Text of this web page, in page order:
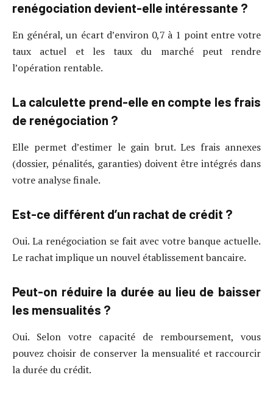
renégociation devient-elle intéressante ?
En général, un écart d’environ 0,7 à 1 point entre votre
taux actuel et les taux du marché peut rendre
l’opération rentable.
La calculette prend-elle en compte les frais
de renégociation ?
Elle permet d’estimer le gain brut. Les frais annexes
(dossier, pénalités, garanties) doivent être intégrés dans
votre analyse finale.
Est-ce différent d’un rachat de crédit ?
Oui. La renégociation se fait avec votre banque actuelle.
Le rachat implique un nouvel établissement bancaire.
Peut-on réduire la durée au lieu de baisser
les mensualités ?
Oui. Selon votre capacité de remboursement, vous
pouvez choisir de conserver la mensualité et raccourcir
la durée du crédit.